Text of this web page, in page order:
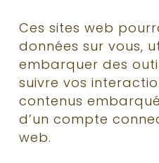
Ces sites web
données sur vous,
embarquer des
suivre vos
contenus
d’un compte
web.